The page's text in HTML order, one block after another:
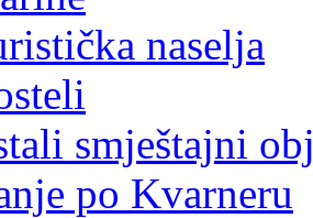
naselja
smještajni
po Kvarneru